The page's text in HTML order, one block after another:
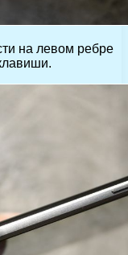
на левом ребре